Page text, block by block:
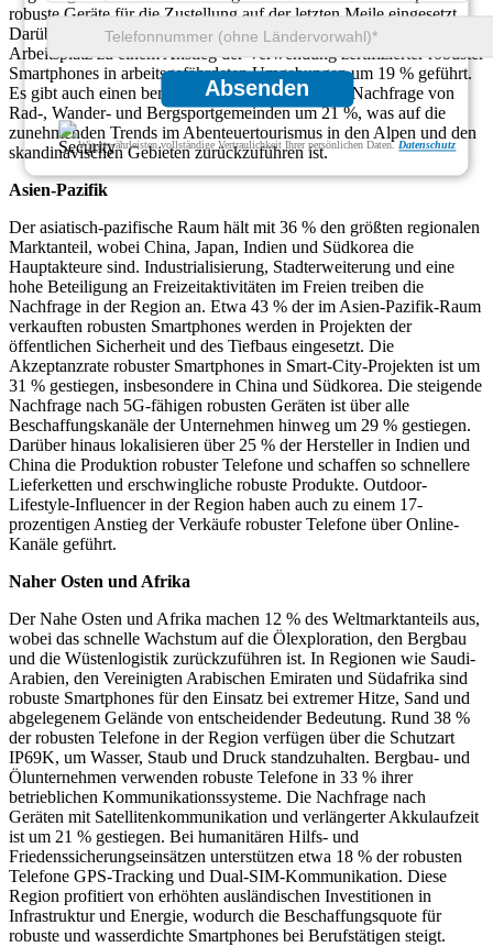
Absenden
Wir gewährleisten vollständige Vertraulichkeit Ihrer persönlichen Daten. Datenschutz
robuste Geräte für die Zustellung auf der letzten Meile eingesetzt.
Darüber hinaus haben EU-Vorschriften zur Sicherheit am
Arbeitsplatz zu einem Anstieg der Verwendung zertifizierter robuster
Smartphones in arbeitsgefährdeten Umgebungen um 19 % geführt.
Es gibt auch einen bemerkenswerten Anstieg der Nachfrage von
Rad-, Wander- und Bergsportgemeinden um 21 %, was auf die
zunehmenden Trends im Abenteuertourismus in den Alpen und den
skandinavischen Gebieten zurückzuführen ist.
Asien-Pazifik
Der asiatisch-pazifische Raum hält mit 36 ​​% den größten regionalen
Marktanteil, wobei China, Japan, Indien und Südkorea die
Hauptakteure sind. Industrialisierung, Stadterweiterung und eine
hohe Beteiligung an Freizeitaktivitäten im Freien treiben die
Nachfrage in der Region an. Etwa 43 % der im Asien-Pazifik-Raum
verkauften robusten Smartphones werden in Projekten der
öffentlichen Sicherheit und des Tiefbaus eingesetzt. Die
Akzeptanzrate robuster Smartphones in Smart-City-Projekten ist um
31 % gestiegen, insbesondere in China und Südkorea. Die steigende
Nachfrage nach 5G-fähigen robusten Geräten ist über alle
Beschaffungskanäle der Unternehmen hinweg um 29 % gestiegen.
Darüber hinaus lokalisieren über 25 % der Hersteller in Indien und
China die Produktion robuster Telefone und schaffen so schnellere
Lieferketten und erschwingliche robuste Produkte. Outdoor-
Lifestyle-Influencer in der Region haben auch zu einem 17-
prozentigen Anstieg der Verkäufe robuster Telefone über Online-
Kanäle geführt.
Naher Osten und Afrika
Der Nahe Osten und Afrika machen 12 % des Weltmarktanteils aus,
wobei das schnelle Wachstum auf die Ölexploration, den Bergbau
und die Wüstenlogistik zurückzuführen ist. In Regionen wie Saudi-
Arabien, den Vereinigten Arabischen Emiraten und Südafrika sind
robuste Smartphones für den Einsatz bei extremer Hitze, Sand und
abgelegenem Gelände von entscheidender Bedeutung. Rund 38 %
der robusten Telefone in der Region verfügen über die Schutzart
IP69K, um Wasser, Staub und Druck standzuhalten. Bergbau- und
Ölunternehmen verwenden robuste Telefone in 33 % ihrer
betrieblichen Kommunikationssysteme. Die Nachfrage nach
Geräten mit Satellitenkommunikation und verlängerter Akkulaufzeit
ist um 21 % gestiegen. Bei humanitären Hilfs- und
Friedenssicherungseinsätzen unterstützen etwa 18 % der robusten
Telefone GPS-Tracking und Dual-SIM-Kommunikation. Diese
Region profitiert von erhöhten ausländischen Investitionen in
Infrastruktur und Energie, wodurch die Beschaffungsquote für
robuste und wasserdichte Smartphones bei Berufstätigen steigt.